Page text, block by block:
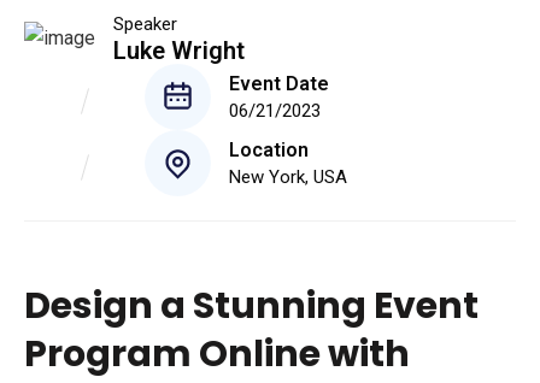
Speaker
Luke Wright
Event Date
06/21/2023
Location
New York, USA
Design a Stunning Event
Program Online with